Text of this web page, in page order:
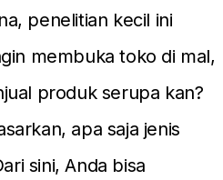
penelitian kecil ini
membuka toko di mal,
produk serupa kan?
apa saja jenis
sini, Anda bisa